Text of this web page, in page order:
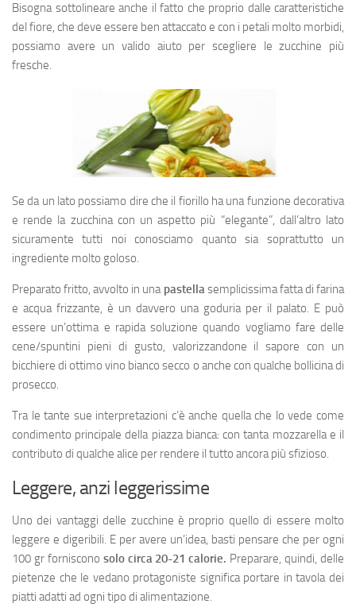
Bisogna sottolineare anche il fatto che proprio dalle caratteristiche
del fiore, che deve essere ben attaccato e con i petali molto morbidi,
possiamo avere un valido aiuto per scegliere le zucchine più
fresche.
Se da un lato possiamo dire che il fiorillo ha una funzione decorativa
e rende la zucchina con un aspetto più “elegante”, dall’altro lato
sicuramente tutti noi conosciamo quanto sia soprattutto un
ingrediente molto goloso.
Preparato fritto, avvolto in una pastellasemplicissima fatta di farina
e acqua frizzante, è un davvero una goduria per il palato. E può
essere un’ottima e rapida soluzione quando vogliamo fare delle
cene/spuntini pieni di gusto, valorizzandone il sapore con un
bicchiere di ottimo vino bianco secco o anche con qualche bollicina di
prosecco.
Tra le tante sue interpretazioni c’è anche quella che lo vede come
condimento principale della piazza bianca: con tanta mozzarella e il
contributo di qualche alice per rendere il tutto ancora più sfizioso.
Leggere, anzi leggerissime
Uno dei vantaggi delle zucchine è proprio quello di essere molto
leggere e digeribili. E per avere un’idea, basti pensare che per ogni
100 gr forniscono solo circa 20-21 calorie. Preparare, quindi, delle
pietenze che le vedano protagoniste significa portare in tavola dei
piatti adatti ad ogni tipo di alimentazione.